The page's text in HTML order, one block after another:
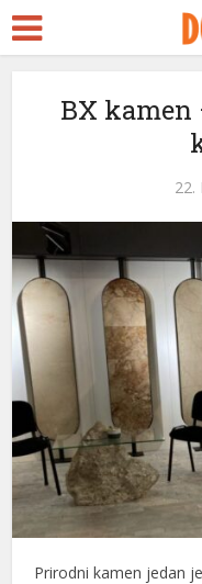
BX
22.
Prirodni kamen jedan